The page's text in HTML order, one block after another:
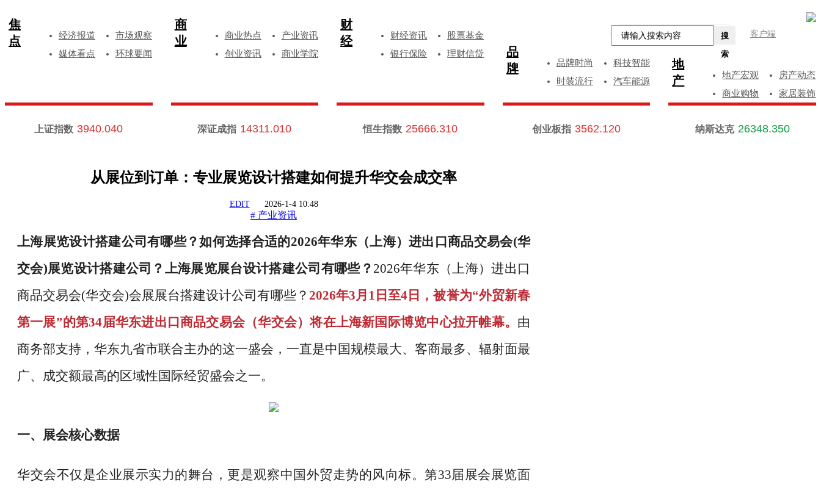
客户端
搜
索
焦
点
经济报道
市场观察
媒体看点
环球要闻
商
业
商业热点
产业资讯
创业资讯
商业学院
财
经
财经资讯
股票基金
银行保险
理财信贷
品
牌
品牌时尚
科技智能
时装流行
汽车能源
地
产
地产宏观
房产动态
商业购物
家居装饰
上证指数 3940.040 深证成指 14311.010 恒生指数 25666.310 创业板指 3562.120 纳斯达克 26348.350
从展位到订单：专业展览设计搭建如何提升华交会成交率
EDIT 2026-1-4 10:48
# 产业资讯
上海展览设计搭建公司有哪些？如何选择合适的2026年华东（上海）进出口商品交易会(华
交会)展览设计搭建公司？上海展览展台设计搭建公司有哪些？ 2026年华东（上海）进出口
商品交易会(华交会)会展展台搭建设计公司有哪些？ 2026年3月1日至4日，被誉为“外贸新春
第一展”的第34届华东进出口商品交易会（华交会）将在上海新国际博览中心拉开帷幕。 由
商务部支持，华东九省市联合主办的这一盛会，一直是中国规模最大、客商最多、辐射面最
广、成交额最高的区域性国际经贸盛会之一。
一、展会核心数据
华交会不仅是企业展示实力的舞台，更是观察中国外贸走势的风向标。第33届展会展览面